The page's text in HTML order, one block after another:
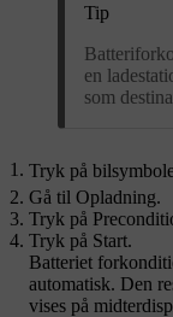
Tip
en
som
Tryk på
Gå til Opladning.
Tryk på
Tryk på Start.
Batteriet
automatisk. Den
vises på